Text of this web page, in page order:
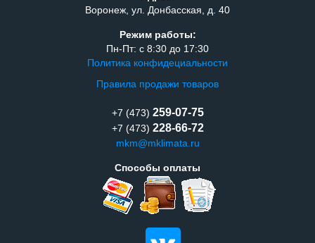
Воронеж, ул. Донбасская, д. 40
Режим работы:
Пн-Пт: с 8:30 до 17:30
Политика конфидециальности
Правила продажи товаров
+7 (473) 259-07-75
+7 (473) 228-66-72
mkm@mklimata.ru
Способы оплаты